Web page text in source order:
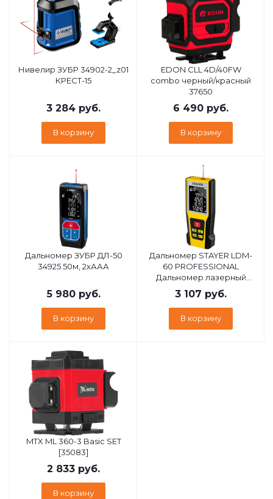
Нивелир ЗУБР 34902-2_z01
КРЕСТ-15
3 284 руб.
В корзину
EDON CLL 4D/40FW
combo черный/красный
37650
6 490 руб.
В корзину
Дальномер ЗУБР ДЛ-50
34925 50м, 2хААА
5 980руб.
В корзину
Дальномер STAYER LDM-
60 PROFESSIONAL
Дальномер лазерный
LDM-60
3 107 руб.
В корзину
MTX ML 360-3 Basic SET
[35083]
2 833 руб.
В корзину